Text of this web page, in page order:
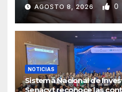
AGOSTO 8, 2026 0
NOTICIAS
Sistema Nacional de
Senacyt reconoce las